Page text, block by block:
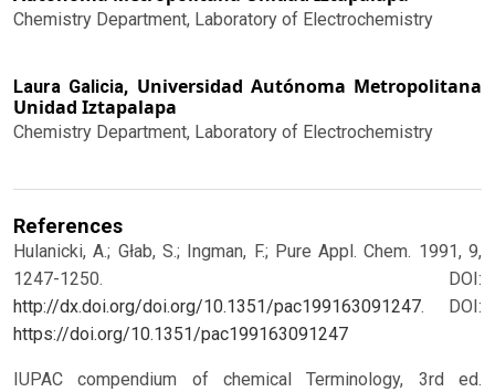
Chemistry Department, Laboratory of Electrochemistry
Laura Galicia, Universidad Autónoma Metropolitana
Unidad Iztapalapa
Chemistry Department, Laboratory of Electrochemistry
References
Hulanicki, A.; Głab, S.; Ingman, F.; Pure Appl. Chem. 1991, 9,
1247-1250. DOI:
http://dx.doi.org/doi.org/10.1351/pac199163091247.
DOI:
https://doi.org/10.1351/pac199163091247
IUPAC compendium of chemical Terminology, 3rd ed.